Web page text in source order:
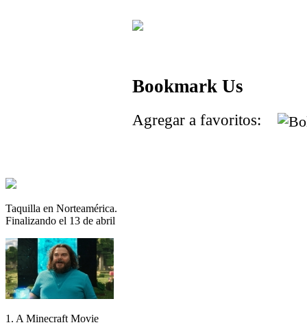
Taquilla en Norteamérica.
Finalizando el 13 de abril
1. A Minecraft Movie
Bookmark Us
Agregar a favoritos: